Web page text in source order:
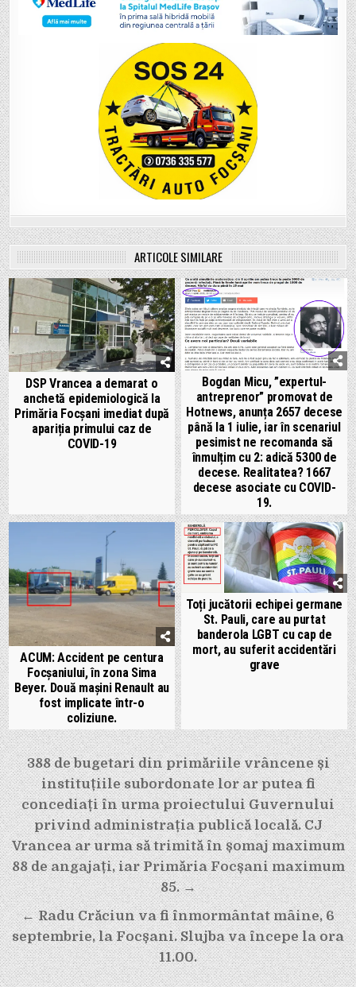
ARTICOLE SIMILARE
DSP Vrancea a demarat o
anchetă epidemiologică la
Primăria Focșani imediat după
apariția primului caz de
COVID-19
Bogdan Micu, ”expertul-
antreprenor” promovat de
Hotnews, anunța 2657 decese
până la 1 iulie, iar în scenariul
pesimist ne recomanda să
înmulțim cu 2: adică 5300 de
decese. Realitatea? 1667
decese asociate cu COVID-
19.
ACUM: Accident pe centura
Focșaniului, în zona Sima
Beyer. Două mașini Renault au
fost implicate într-o
coliziune.
Toți jucătorii echipei germane
St. Pauli, care au purtat
banderola LGBT cu cap de
mort, au suferit accidentări
grave
Navigare
în
articole
388 de bugetari din primăriile vrâncene și
instituțiile subordonate lor ar putea fi
concediați în urma proiectului Guvernului
privind administrația publică locală. CJ
Vrancea ar urma să trimită în șomaj maximum
88 de angajați, iar Primăria Focșani maximum
85. →
← Radu Crăciun va fi înmormântat mâine, 6
septembrie, la Focșani. Slujba va începe la ora
11.00.